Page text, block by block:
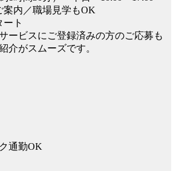
案内／職場見学もOK
ート
ービスにご登録済みの方のご応募も
介がスムーズです。
通勤OK